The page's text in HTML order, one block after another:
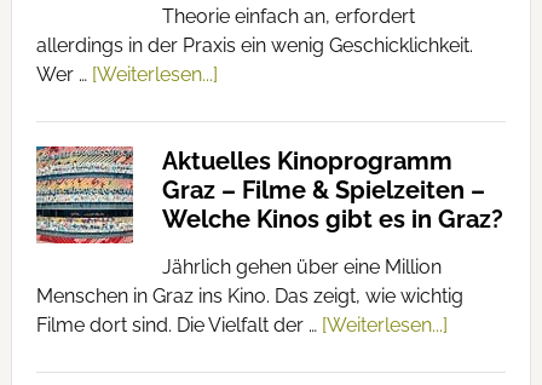
Theorie einfach an, erfordert
allerdings in der Praxis ein wenig Geschicklichkeit.
Wer … [Weiterlesen...]
Aktuelles Kinoprogramm
Graz – Filme & Spielzeiten –
Welche Kinos gibt es in Graz?
Jährlich gehen über eine Million
Menschen in Graz ins Kino. Das zeigt, wie wichtig
Filme dort sind. Die Vielfalt der … [Weiterlesen...]